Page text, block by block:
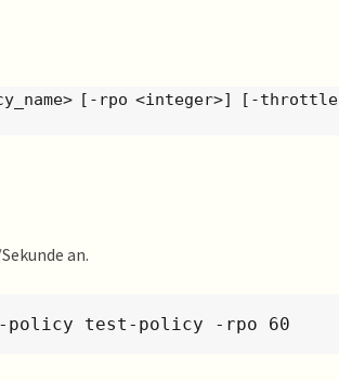
[-rpo <integer>] [-throttle
an.
policy test-policy -rpo 60